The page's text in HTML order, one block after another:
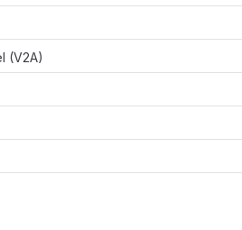
(V2A)